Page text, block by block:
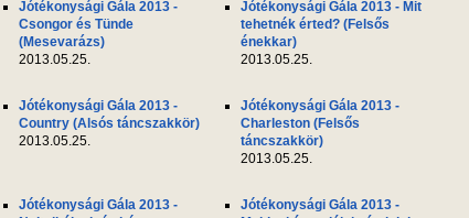
Jótékonysági Gála 2013 -
Csongor és Tünde
(Mesevarázs)
2013.05.25.
Jótékonysági Gála 2013 - Mit
tehetnék érted? (Felsős
énekkar)
2013.05.25.
Jótékonysági Gála 2013 -
Country (Alsós táncszakkör)
2013.05.25.
Jótékonysági Gála 2013 -
Charleston (Felsős
táncszakkör)
2013.05.25.
Jótékonysági Gála 2013 -
Jótékonysági Gála 2013 -